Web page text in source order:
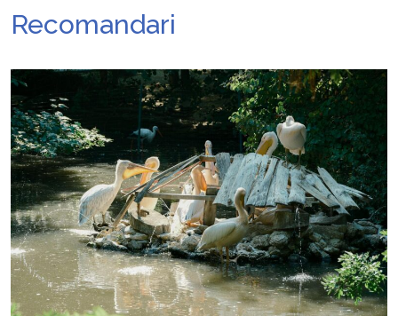
Diverticulita: când este necesară operația?
Recomandari